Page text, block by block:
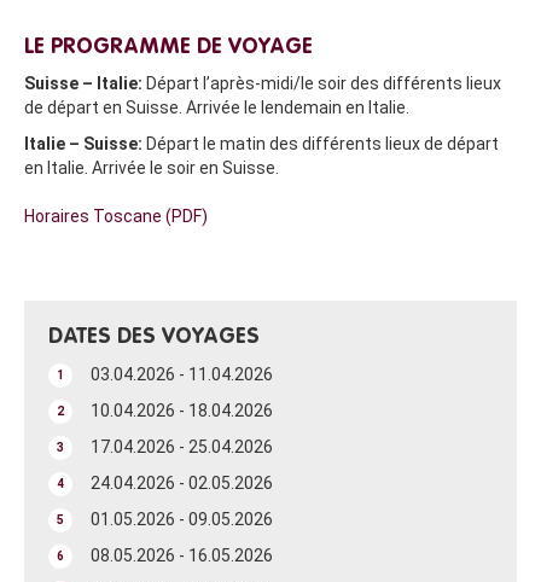
LE PROGRAMME DE VOYAGE
Suisse – Italie: Départ l’après-midi/le soir des différents lieux
de départ en Suisse. Arrivée le lendemain en Italie.
Italie – Suisse: Départ le matin des différents lieux de départ
en Italie. Arrivée le soir en Suisse.
Horaires Toscane (PDF)
DATES DES VOYAGES
1 03.04.2026 - 11.04.2026
2 10.04.2026 - 18.04.2026
3 17.04.2026 - 25.04.2026
4 24.04.2026 - 02.05.2026
5 01.05.2026 - 09.05.2026
6 08.05.2026 - 16.05.2026